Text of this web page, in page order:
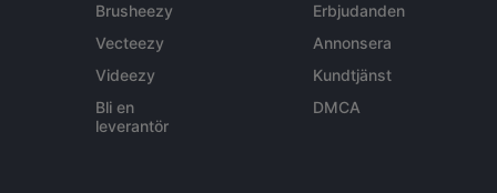
Brusheezy
Vecteezy
Videezy
Bli en
leverantör
Erbjudanden
Annonsera
Kundtjänst
DMCA